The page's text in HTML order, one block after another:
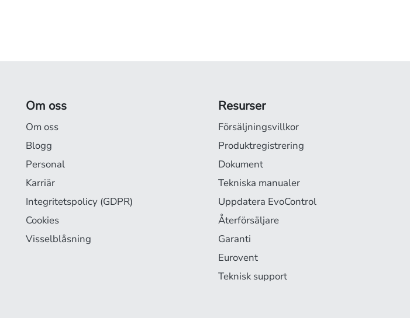
Om oss
Om oss
Blogg
Personal
Karriär
Integritetspolicy (GDPR)
Cookies
Visselblåsning
Resurser
Försäljningsvillkor
Produktregistrering
Dokument
Tekniska manualer
Uppdatera EvoControl
Återförsäljare
Garanti
Eurovent
Teknisk support